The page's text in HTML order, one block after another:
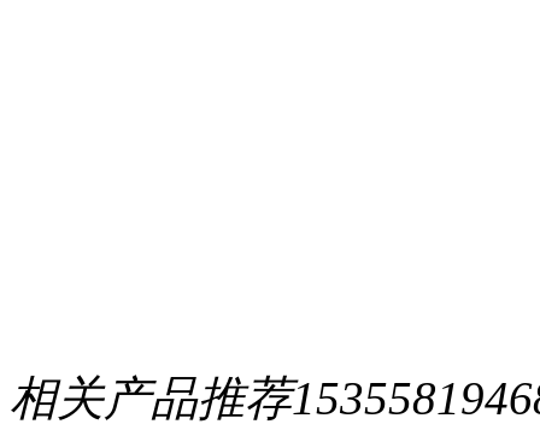
相关产品推荐